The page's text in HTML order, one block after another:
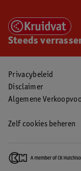
Steeds
Privacybeleid
Disclaimer
Algemene
Zelf cookies beheren